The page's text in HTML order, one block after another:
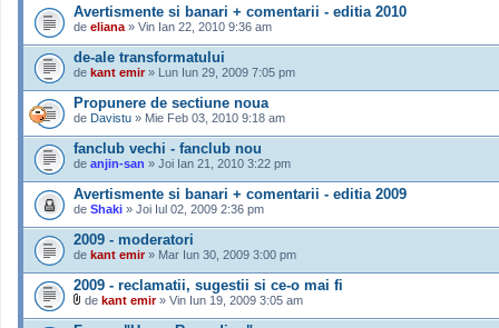
Avertismente si banari + comentarii - editia 2010
de eliana » Vin Ian 22, 2010 9:36 am
de-ale transformatului
de kant emir» Lun Iun 29, 2009 7:05 pm
Propunere de sectiune noua
de Davistu » Mie Feb 03, 2010 9:18 am
fanclub vechi - fanclub nou
de anjin-san » Joi Ian 21, 2010 3:22 pm
Avertismente si banari + comentarii - editia 2009
de Shaki » Joi Iul 02, 2009 2:36 pm
2009 - moderatori
de kant emir» Mar Iun 30, 2009 3:00 pm
2009 - reclamatii, sugestii si ce-o mai fi
de kant emir» Vin Iun 19, 2009 3:05 am